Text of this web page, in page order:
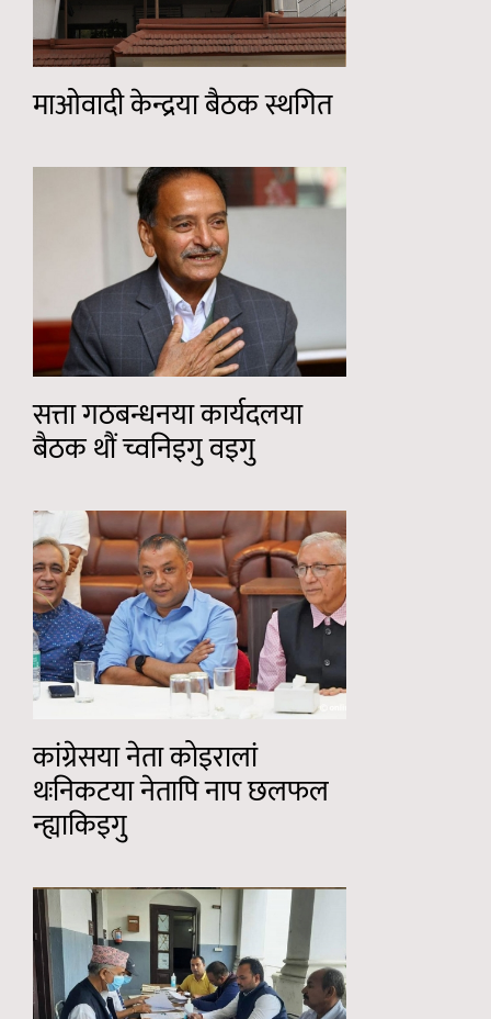
माओवादी केन्द्रया बैठक स्थगित
सत्ता गठबन्धनया कार्यदलया
बैठक थौं च्वनिइगु वइगु
कांग्रेसया नेता कोइरालां
थःनिकटया नेतापि नाप छलफल
न्ह्याकिइगु